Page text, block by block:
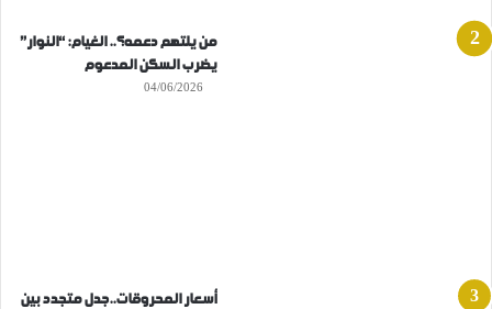
من يلتهم دعمه؟.. الغيام: “النوار”
يضرب السكن المدعوم
04/06/2026
أسعار المحروقات..جدل متجدد بين